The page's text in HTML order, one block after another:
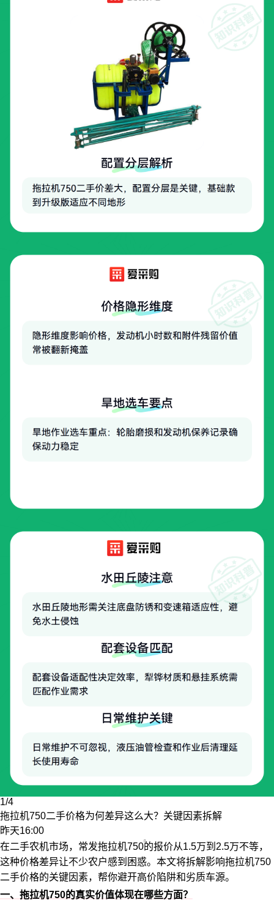
1/4
拖拉机750二手价格为何差异这么大？关键因素拆解
昨天16:00
在二手农机市场，常发拖拉机750的报价从1.5万到2.5万不等，
这种价格差异让不少农户感到困惑。本文将拆解影响拖拉机750
二手价格的关键因素，帮你避开高价陷阱和劣质车源。
一、拖拉机750的真实价值体现在哪些方面？